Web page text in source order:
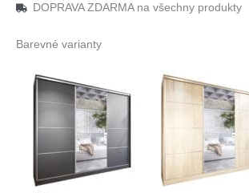
DOPRAVA ZDARMA na všechny produkty
Barevné varianty